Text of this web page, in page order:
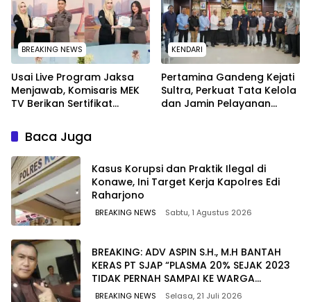
BREAKING NEWS
Usai Live Program Jaksa
Menjawab, Komisaris MEK
TV Berikan Sertifikat
Kejari Muna
KENDARI
Pertamina Gandeng Kejati
Sultra, Perkuat Tata Kelola
dan Jamin Pelayanan
Baca Juga
Kasus Korupsi dan Praktik Ilegal di
Konawe, Ini Target Kerja Kapolres Edi
Raharjono
BREAKING NEWS Sabtu, 1 Agustus 2026
BREAKING: ADV ASPIN S.H., M.H BANTAH
KERAS PT SJAP “PLASMA 20% SEJAK 2023
TIDAK PERNAH SAMPAI KE WARGA
WAWOONE!
BREAKING NEWS Selasa, 21 Juli 2026